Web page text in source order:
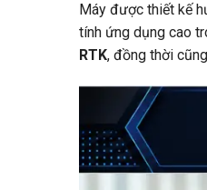
Máy được thiết kế
tính ứng dụng cao
RTK, đồng thời